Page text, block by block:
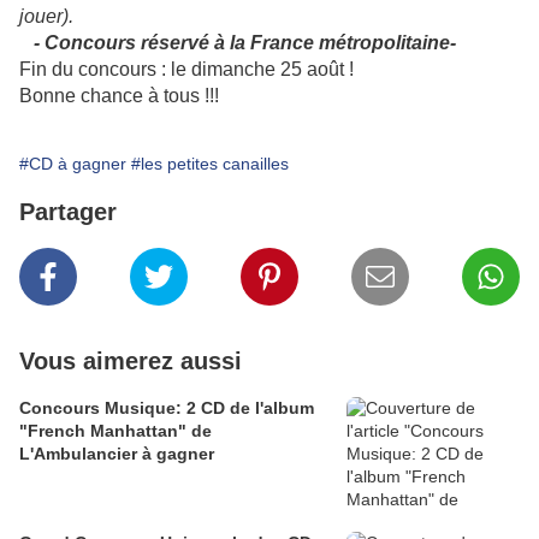
jouer).
- Concours réservé à la France métropolitaine-
Fin du concours : le dimanche 25 août !
Bonne chance à tous !!!
#CD à gagner #les petites canailles
Partager
Vous aimerez aussi
Concours Musique: 2 CD de l'album
"French Manhattan" de
L'Ambulancier à gagner